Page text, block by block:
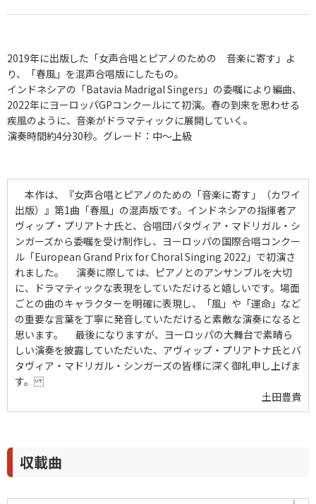
2019年に出版した「女声合唱とピアノのための 音楽に寄す」よ
り、「春風」を混声合唱版にしたもの。
インドネシアの「Batavia Madrigal Singers」の委嘱により編曲、
2022年にヨーロッパGPコンクールにて初演。春の到来を思わせる
疾風のように、音楽がドラマティックに展開していく。
演奏時間約4分30秒。グレード：中～上級
本作は、『女声合唱とピアノのための「音楽に寄す」（カワイ
出版）』第1曲「春風」の混声版です。インドネシアの指揮者ア
ヴィップ・プリアトナ氏と、合唱団バタヴィア・マドリガル・シ
ンガーズから委嘱を受け制作し、ヨーロッパの国際合唱コンクー
ル「European Grand Prix for Choral Singing 2022」で初演さ
れました。 演奏に際しては、ピアノとのアンサンブルを大切
に、ドラマティックな表現をしていただけると嬉しいです。場面
ごとの曲のキャラクターを明確に表現し、「風」や「運命」など
の重要な言葉を丁寧に発音していただけると素敵な演奏になると
思います。 最後になりますが、ヨーロッパの大舞台で素晴ら
しい演奏を披露していただいた、アヴィップ・プリアトナ氏とバ
タヴィア・マドリガル・シンガーズの皆様に深く御礼申し上げま
す。
土田豊貴
収載曲